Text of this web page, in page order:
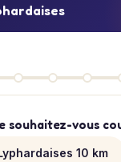
souhaitez-vous
10 km